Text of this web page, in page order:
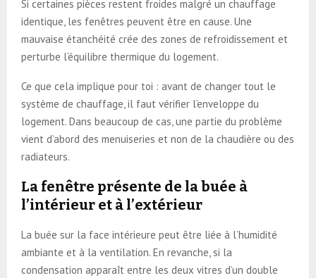
Si certaines pièces restent froides malgré un chauffage
identique, les fenêtres peuvent être en cause. Une
mauvaise étanchéité crée des zones de refroidissement et
perturbe l’équilibre thermique du logement.
Ce que cela implique pour toi : avant de changer tout le
système de chauffage, il faut vérifier l’enveloppe du
logement. Dans beaucoup de cas, une partie du problème
vient d’abord des menuiseries et non de la chaudière ou des
radiateurs.
La fenêtre présente de la buée à
l’intérieur et à l’extérieur
La buée sur la face intérieure peut être liée à l’humidité
ambiante et à la ventilation. En revanche, si la
condensation apparaît entre les deux vitres d’un double